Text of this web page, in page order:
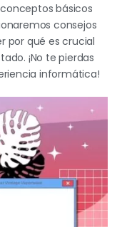
básicos
consejos
por qué es crucial
¡No te pierdas
informática!